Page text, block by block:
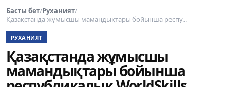
Басты бет/Руханият/
Қазақстанда жұмысшы мамандықтары бойынша респу...
РУХАНИЯТ
Қазақстанда жұмысшы
мамандықтары бойынша